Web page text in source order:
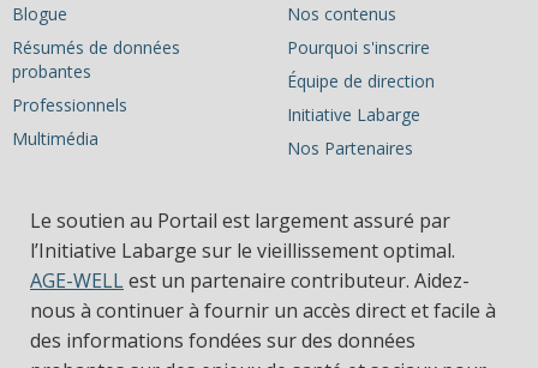
Blogue
Résumés de données
probantes
Professionnels
Multimédia
Nos contenus
Pourquoi s'inscrire
Équipe de direction
Initiative Labarge
Nos Partenaires
Le soutien au Portail est largement assuré par
l’Initiative Labarge sur le vieillissement optimal.
AGE-WELLest un partenaire contributeur. Aidez-
nous à continuer à fournir un accès direct et facile à
des informations fondées sur des données